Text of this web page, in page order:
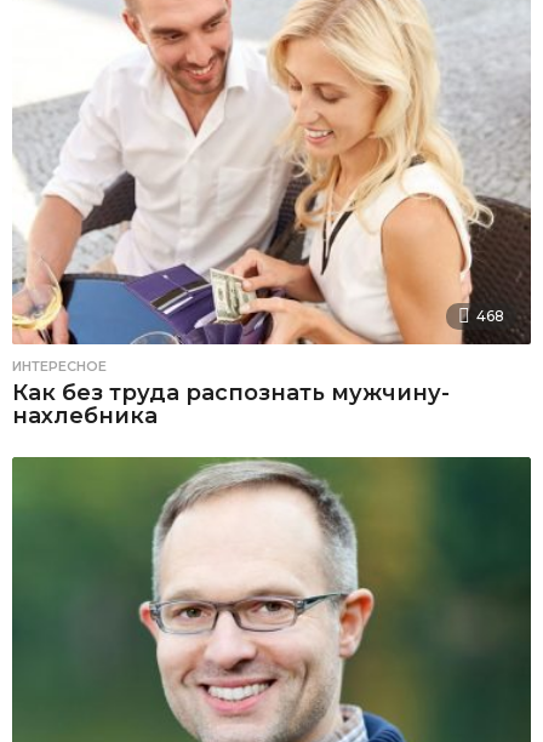
468
ИНТЕРЕСНОЕ
Как без труда распознать мужчину-
нахлебника